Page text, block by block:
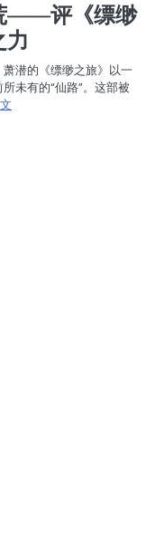
——评《缥缈
力
潜的《缥缈之旅》以一
未有的“仙路”。这部被